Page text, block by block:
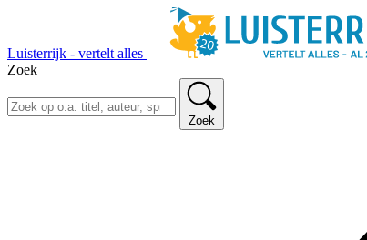
Luisterrijk - vertelt alles
Zoek
Zoek